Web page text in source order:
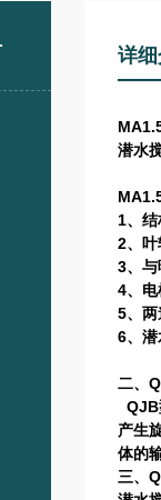
详
潜水
1、
2、叶
3、与
4、电
5、两
6、潜
二、
QJB
产生
体的
三、